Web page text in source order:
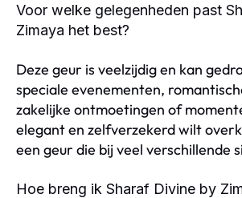
Voor welke gelegenheden past
Zimaya het best?
Deze geur is veelzijdig en kan
speciale evenementen,
zakelijke ontmoetingen of
elegant en zelfverzekerd wilt
een geur die bij veel verschillende
Hoe breng ik Sharaf Divine by